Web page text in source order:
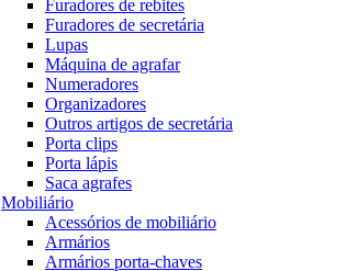
Furadores de rebites
Furadores de secretária
Lupas
Máquina de agrafar
Numeradores
Organizadores
Outros artigos de secretária
Porta clips
Porta lápis
Saca agrafes
Mobiliário
Acessórios de mobiliário
Armários
Armários porta-chaves